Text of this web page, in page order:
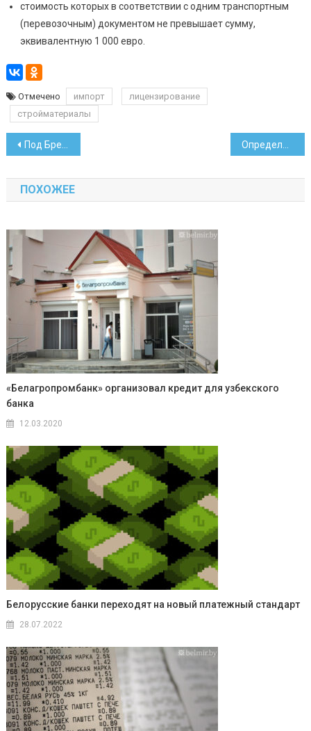
стоимость которых в соответствии с одним транспортным
(перевозочным) документом не превышает сумму,
эквивалентную 1 000 евро.
Отмечено импорт
лицензирование
стройматериалы
Навигация
по
записям
Под Бременом опрокинулась фура c белорусом за рулем
ПОХОЖЕЕ
«Белагропромбанк» организовал кредит для узбекского
банка
12.03.2020
Белорусские банки переходят на новый платежный стандарт
28.07.2022